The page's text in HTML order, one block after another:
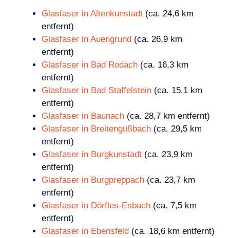
Glasfaser in Altenkunstadt (ca. 24,6 km
entfernt)
Glasfaser in Auengrund (ca. 26,9 km
entfernt)
Glasfaser in Bad Rodach (ca. 16,3 km
entfernt)
Glasfaser in Bad Staffelstein (ca. 15,1 km
entfernt)
Glasfaser in Baunach (ca. 28,7 km entfernt)
Glasfaser in Breitengüßbach (ca. 29,5 km
entfernt)
Glasfaser in Burgkunstadt (ca. 23,9 km
entfernt)
Glasfaser in Burgpreppach (ca. 23,7 km
entfernt)
Glasfaser in Dörfles-Esbach (ca. 7,5 km
entfernt)
Glasfaser in Ebensfeld (ca. 18,6 km entfernt)